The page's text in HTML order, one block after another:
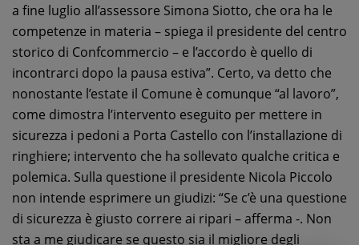
a fine luglio all’assessore Simona Siotto, che ora ha le
competenze in materia – spiega il presidente del centro
storico di Confcommercio – e l’accordo è quello di
incontrarci dopo la pausa estiva”. Certo, va detto che
nonostante l’estate il Comune è comunque “al lavoro”,
come dimostra l’intervento eseguito per mettere in
sicurezza i pedoni a Porta Castello con l’installazione di
ringhiere; intervento che ha sollevato qualche critica e
polemica. Sulla questione il presidente Nicola Piccolo
non intende esprimere un giudizi: “Se c’è una questione
di sicurezza è giusto correre ai ripari – afferma -. Non
sta a me giudicare se questo sia il migliore degli